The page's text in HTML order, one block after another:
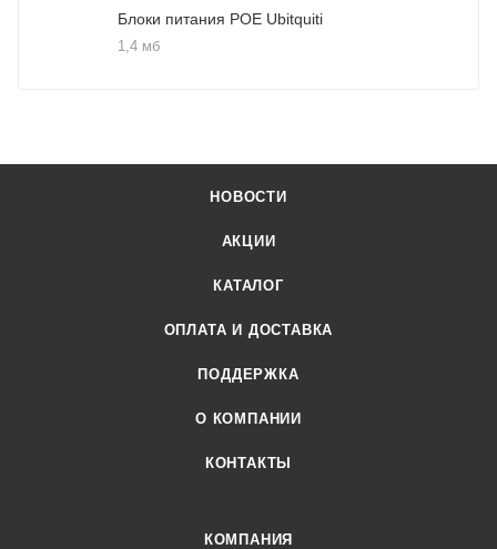
Блоки питания POE Ubitquiti
1,4 мб
НОВОСТИ
АКЦИИ
КАТАЛОГ
ОПЛАТА И ДОСТАВКА
ПОДДЕРЖКА
О КОМПАНИИ
КОНТАКТЫ
КОМПАНИЯ